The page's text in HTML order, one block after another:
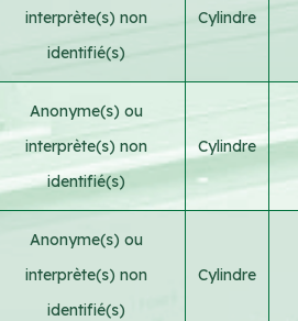
interprète(s) non
identifié(s)
Cylindre
Anonyme(s) ou
interprète(s) non
identifié(s)
Cylindre
Anonyme(s) ou
interprète(s) non
identifié(s)
Cylindre